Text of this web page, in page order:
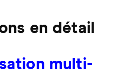
en détail
multi-